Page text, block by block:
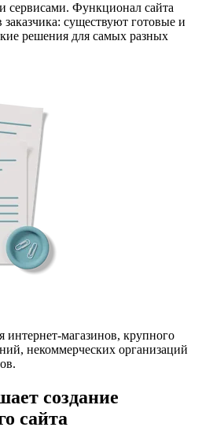
сервисами. Функционал сайта
заказчика: существуют готовые и
решения для самых разных
интернет-магазинов, крупного
некоммерческих организаций
создание
сайта